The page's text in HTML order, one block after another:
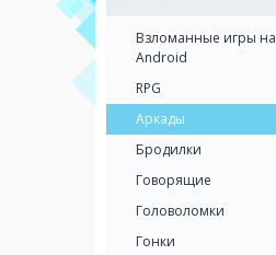
Взломанные игры на
Android
RPG
Аркады
Бродилки
Говорящие
Головоломки
Гонки